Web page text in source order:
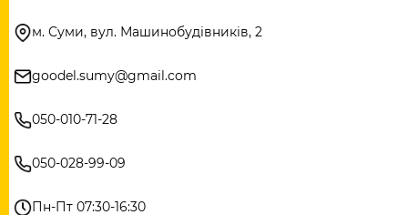
м. Суми, вул. Машинобудівників, 2
goodel.sumy@gmail.com
050-010-71-28
050-028-99-09
Пн-Пт 07:30-16:30